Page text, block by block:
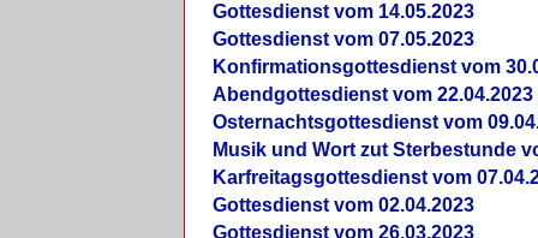
Gottesdienst vom 14.05.2023
Gottesdienst vom 07.05.2023
Konfirmationsgottesdienst vom
Abendgottesdienst vom 22.04.2023
Osternachtsgottesdienst vom
Musik und Wort zut Sterbestunde
Karfreitagsgottesdienst vom
Gottesdienst vom 02.04.2023
Gottesdienst vom 26.03.2023